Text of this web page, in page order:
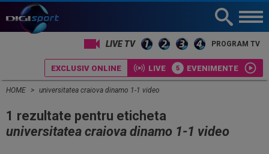
LIVE TV PROGRAM TV
EXCLUSIV ONLINE LIVE EVENIMENTE
HOME universitatea craiova dinamo 1-1 video
1 rezultate pentru eticheta
universitatea craiova dinamo 1-1 video